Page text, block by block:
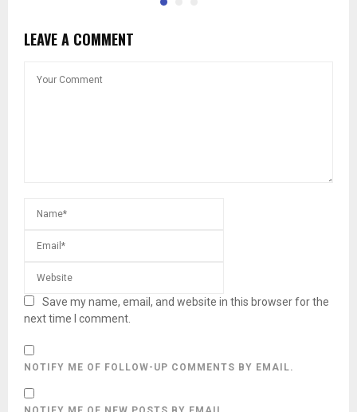
LEAVE A COMMENT
Save my name, email, and website in this browser for the
next time I comment.
NOTIFY ME OF FOLLOW-UP COMMENTS BY EMAIL.